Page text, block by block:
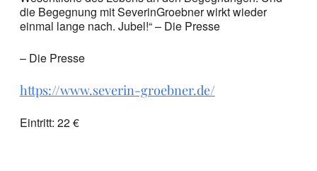
die Begegnung mit SeverinGroebner wirkt wieder
einmal lange nach. Jubel!“ – Die Presse
– Die Presse
https://www.severin-groebner.de/
Eintritt: 22 €